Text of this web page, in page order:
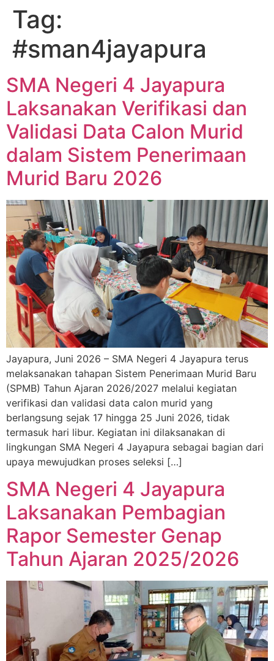
Tag:
#sman4jayapura
SMA Negeri 4 Jayapura
Laksanakan Verifikasi dan
Validasi Data Calon Murid
dalam Sistem Penerimaan
Murid Baru 2026
Jayapura, Juni 2026 – SMA Negeri 4 Jayapura terus
melaksanakan tahapan Sistem Penerimaan Murid Baru
(SPMB) Tahun Ajaran 2026/2027 melalui kegiatan
verifikasi dan validasi data calon murid yang
berlangsung sejak 17 hingga 25 Juni 2026, tidak
termasuk hari libur. Kegiatan ini dilaksanakan di
lingkungan SMA Negeri 4 Jayapura sebagai bagian dari
upaya mewujudkan proses seleksi […]
SMA Negeri 4 Jayapura
Laksanakan Pembagian
Rapor Semester Genap
Tahun Ajaran 2025/2026